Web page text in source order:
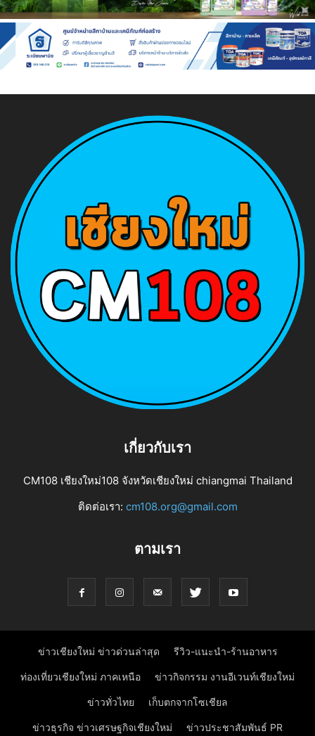
เกี่ยวกับเรา
CM108 เชียงใหม่108 จังหวัดเชียงใหม่ chiangmai Thailand
ติดต่อเรา: cm108.org@gmail.com
ตามเรา
ข่าวเชียงใหม่ ข่าวด่วนล่าสุด รีวิว-แนะนำ-ร้านอาหาร
ท่องเที่ยวเชียงใหม่ ภาคเหนือ ข่าวกิจกรรม งานอีเวนท์เชียงใหม่
ข่าวทั่วไทย เก็บตกจากโซเชียล
ข่าวธุรกิจ ข่าวเศรษฐกิจเชียงใหม่ ข่าวประชาสัมพันธ์ PR